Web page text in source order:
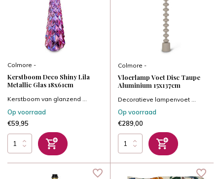
Colmore -
Kerstboom Deco Shiny Lila
Metallic Glas 18x61cm
Kerstboom van glanzend ...
Op voorraad
€59,95
Colmore -
Vloerlamp Voet Disc Taupe
Aluminium 15x137cm
Decoratieve lampenvoet ...
Op voorraad
€289,00